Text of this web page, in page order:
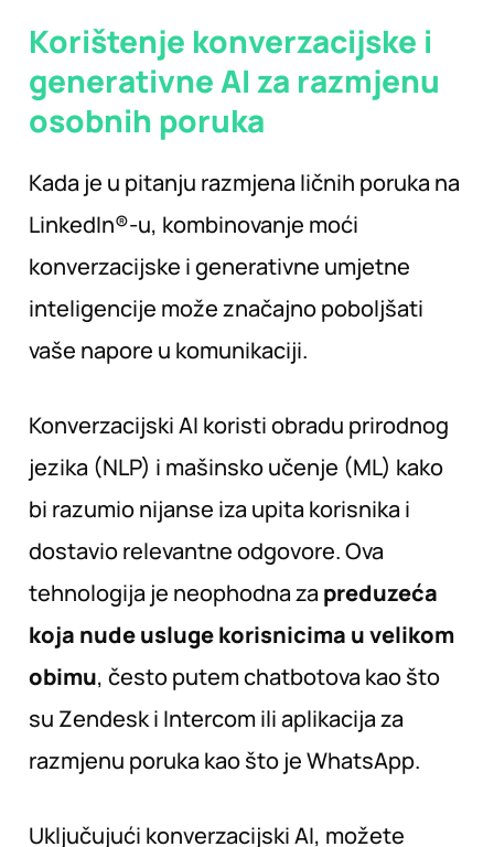
Korištenje konverzacijske i
generativne AI za razmjenu
osobnih poruka
Kada je u pitanju razmjena ličnih poruka na
LinkedIn®-u, kombinovanje moći
konverzacijske i generativne umjetne
inteligencije može značajno poboljšati
vaše napore u komunikaciji.
Konverzacijski AI koristi obradu prirodnog
jezika (NLP) i mašinsko učenje (ML) kako
bi razumio nijanse iza upita korisnika i
dostavio relevantne odgovore. Ova
tehnologija je neophodna za preduzeća
koja nude usluge korisnicima u velikom
obimu, često putem chatbotova kao što
su Zendesk i Intercom ili aplikacija za
razmjenu poruka kao što je WhatsApp.
Uključujući konverzacijski AI, možete